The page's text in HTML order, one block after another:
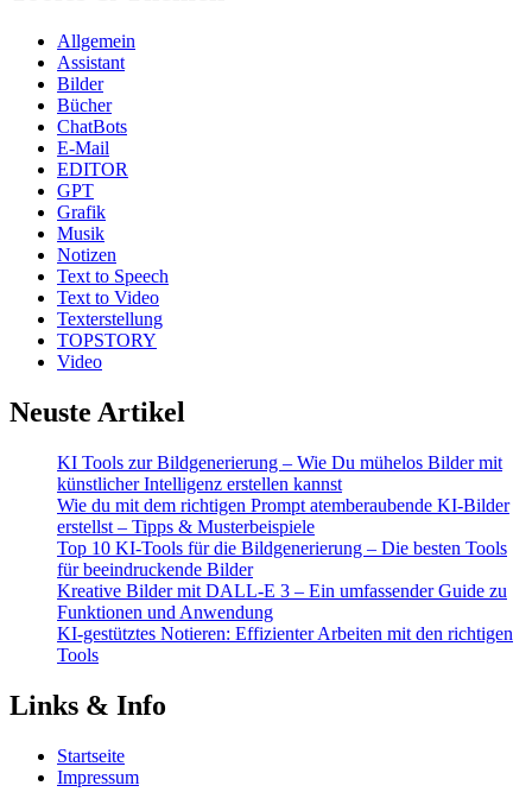
Allgemein
Assistant
Bilder
Bücher
ChatBots
E-Mail
EDITOR
GPT
Grafik
Musik
Notizen
Text to Speech
Text to Video
Texterstellung
TOPSTORY
Video
Neuste Artikel
KI Tools zur Bildgenerierung – Wie Du mühelos Bilder mit
künstlicher Intelligenz erstellen kannst
Wie du mit dem richtigen Prompt atemberaubende KI-Bilder
erstellst – Tipps & Musterbeispiele
Top 10 KI-Tools für die Bildgenerierung – Die besten Tools
für beeindruckende Bilder
Kreative Bilder mit DALL-E 3 – Ein umfassender Guide zu
Funktionen und Anwendung
KI-gestütztes Notieren: Effizienter Arbeiten mit den richtigen
Tools
Links & Info
Startseite
Impressum